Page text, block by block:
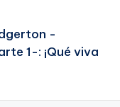
-
1-: ¡Qué viva